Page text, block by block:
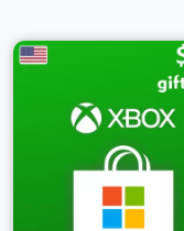
Saistītie produkti
Ja meklē dažādus
priekšrocības, apsver